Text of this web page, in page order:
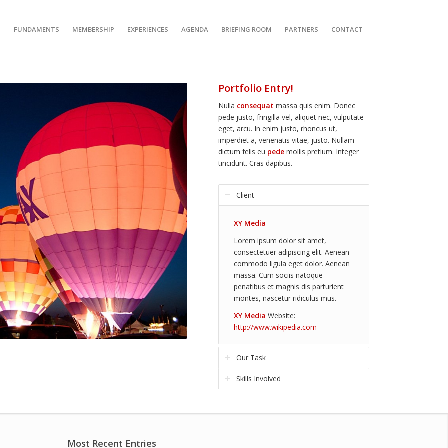
FUNDAMENTS MEMBERSHIP EXPERIENCES AGENDA BRIEFING ROOM PARTNERS CONTACT
Portfolio Entry!
Nulla consequat massa quis enim. Donec
pede justo, fringilla vel, aliquet nec, vulputate
eget, arcu. In enim justo, rhoncus ut,
imperdiet a, venenatis vitae, justo. Nullam
dictum felis eu pedemollis pretium. Integer
tincidunt. Cras dapibus.
Client
XY Media
Lorem ipsum dolor sit amet,
consectetuer adipiscing elit. Aenean
commodo ligula eget dolor. Aenean
massa. Cum sociis natoque
penatibus et magnis dis parturient
montes, nascetur ridiculus mus.
XY Media Website:
http://www.wikipedia.com
Our Task
Skills Involved
Most Recent Entries